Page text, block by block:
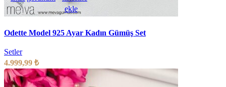
ekle
Odette Model 925 Ayar Kadın Gümüş Set
Setler
4.999,99 ₺